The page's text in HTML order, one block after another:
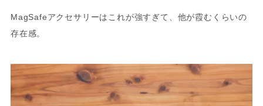
MagSafeアクセサリーはこれが強すぎて、他が霞むくらいの
存在感。